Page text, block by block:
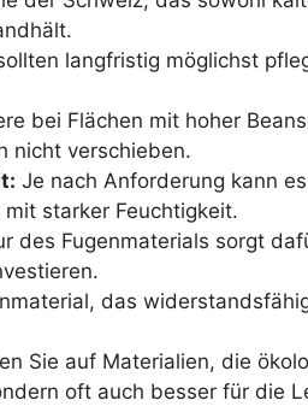
langfristig möglichst
bei Flächen mit hoher
nicht verschieben.
Je nach Anforderung kann
starker Feuchtigkeit.
des Fugenmaterials sorgt
das
Sie auf Materialien, die
oft auch besser für die